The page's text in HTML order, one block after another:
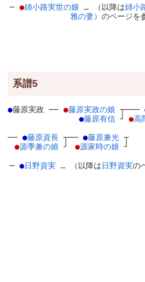
─ ●姉小路実世の娘 … （以降は姉小
雅の妻） のページを
系譜5
●藤原実政 ── ●藤原実政の娘 ┬
●藤原有信 ┘
───
●高
── ●藤原資長 ┬
●源季兼の娘 ┘
── ●藤原兼光 ┬
●源家時の娘 ┘
─ ●日野資実 … （以降は日野資実の